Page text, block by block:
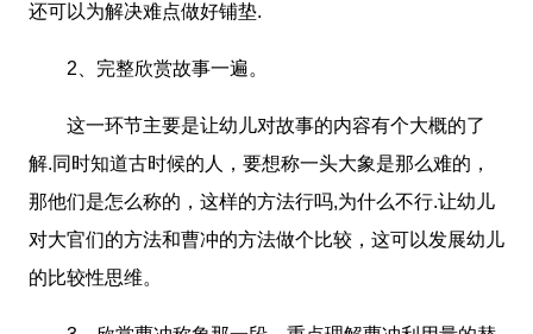
还可以为解决难点做好铺垫.
2、完整欣赏故事一遍。
这一环节主要是让幼儿对故事的内容有个大概的了
解.同时知道古时候的人，要想称一头大象是那么难的，
那他们是怎么称的，这样的方法行吗,为什么不行.让幼儿
对大官们的方法和曹冲的方法做个比较，这可以发展幼儿
的比较性思维。